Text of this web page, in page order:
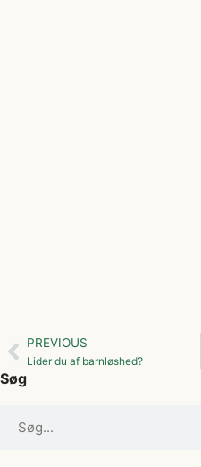
PREVIOUS
Lider du af barnløshed?
Søg